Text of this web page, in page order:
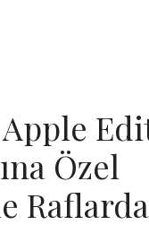
Özel
Raflarda